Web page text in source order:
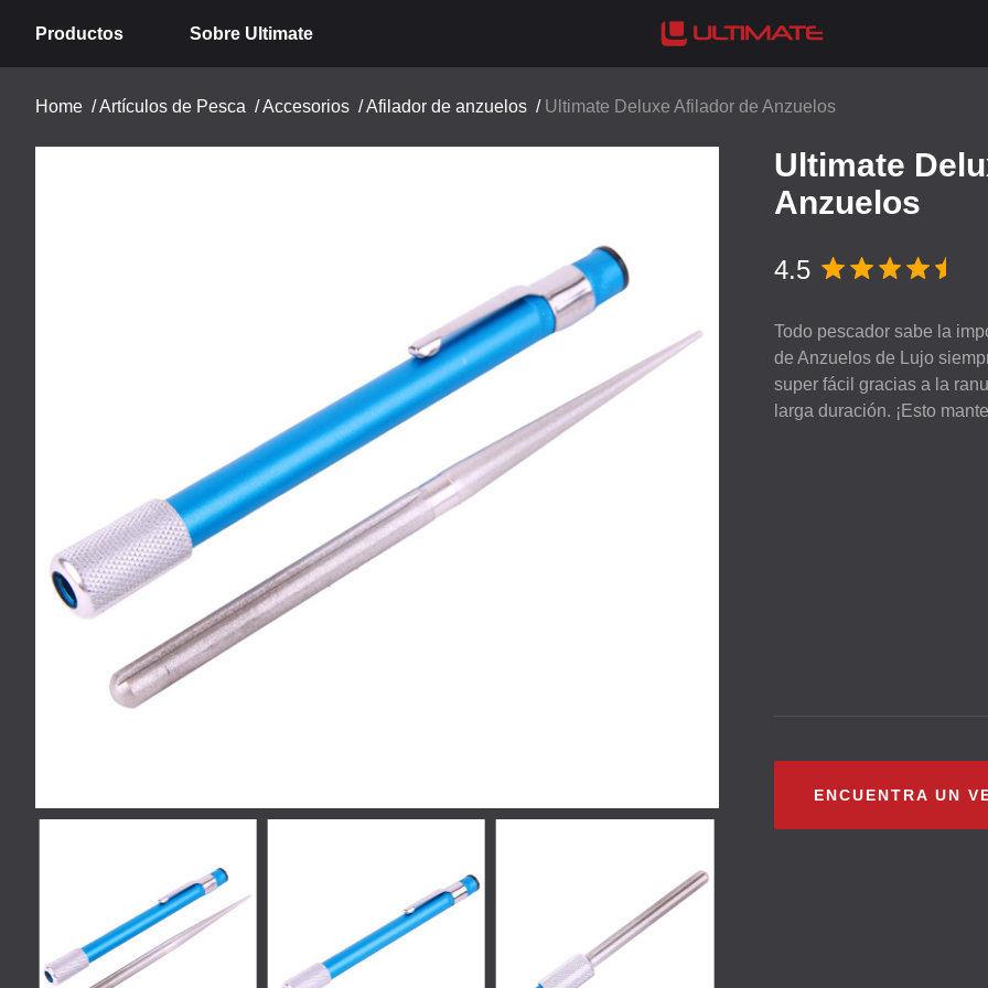
Productos Sobre Ultimate
Home /Artículos de Pesca /Accesorios /Afilador de anzuelos / Ultimate Deluxe Afilador de Anzuelos
Ultimate
Anzuelos
4.5
Todo pescador sabe la
de Anzuelos de Lujo
super fácil gracias a la
larga duración. ¡Esto
ENCUENTRA UN